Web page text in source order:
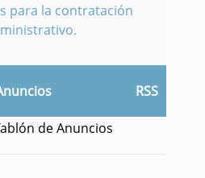
para la contratación
RSS